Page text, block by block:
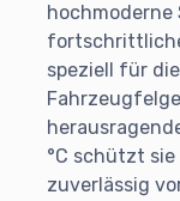
speziell für
°C schützt
zuverlässig